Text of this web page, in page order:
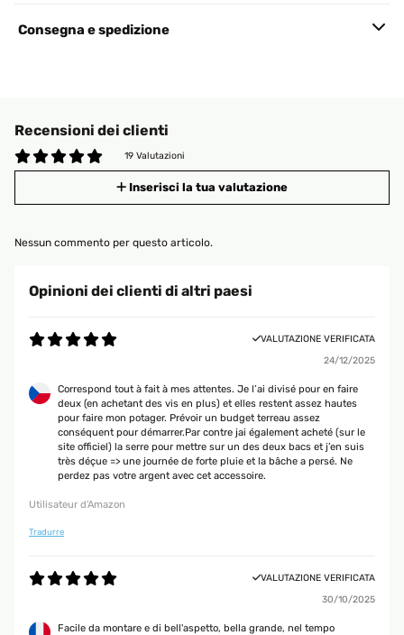
Consegna e spedizione
Recensioni dei clienti
19 Valutazioni
Inserisci la tua valutazione
Nessun commento per questo articolo.
Opinioni dei clienti di altri paesi
VALUTAZIONE VERIFICATA
24/12/2025
Correspond tout à fait à mes attentes. Je l’ai divisé pour en faire
deux (en achetant des vis en plus) et elles restent assez hautes
pour faire mon potager. Prévoir un budget terreau assez
conséquent pour démarrer.Par contre jai également acheté (sur le
site officiel) la serre pour mettre sur un des deux bacs et j’en suis
très déçue => une journée de forte pluie et la bâche a persé. Ne
perdez pas votre argent avec cet accessoire.
Utilisateur d'Amazon
Tradurre
VALUTAZIONE VERIFICATA
30/10/2025
Facile da montare e di bell'aspetto, bella grande, nel tempo